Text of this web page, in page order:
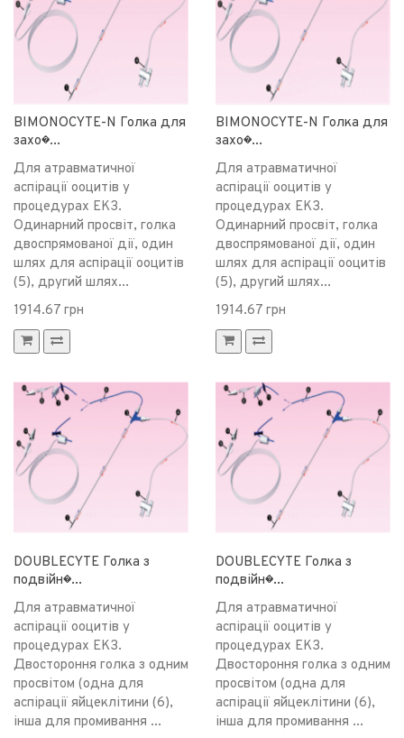
BIMONOCYTE-N Голка для
захо�...
Для атравматичної
аспірації ооцитів у
процедурах ЕКЗ.
Одинарний просвіт, голка
двоспрямованої дії, один
шлях для аспірації ооцитів
(5), другий шлях...
1914.67 грн
BIMONOCYTE-N Голка для
захо�...
Для атравматичної
аспірації ооцитів у
процедурах ЕКЗ.
Одинарний просвіт, голка
двоспрямованої дії, один
шлях для аспірації ооцитів
(5), другий шлях...
1914.67 грн
DOUBLECYTE Голка з
подвійн�...
Для атравматичної
аспірації ооцитів у
процедурах ЕКЗ.
Двостороння голка з одним
просвітом (одна для
аспірації яйцеклітини (6),
інша для промивання ...
DOUBLECYTE Голка з
подвійн�...
Для атравматичної
аспірації ооцитів у
процедурах ЕКЗ.
Двостороння голка з одним
просвітом (одна для
аспірації яйцеклітини (6),
інша для промивання ...